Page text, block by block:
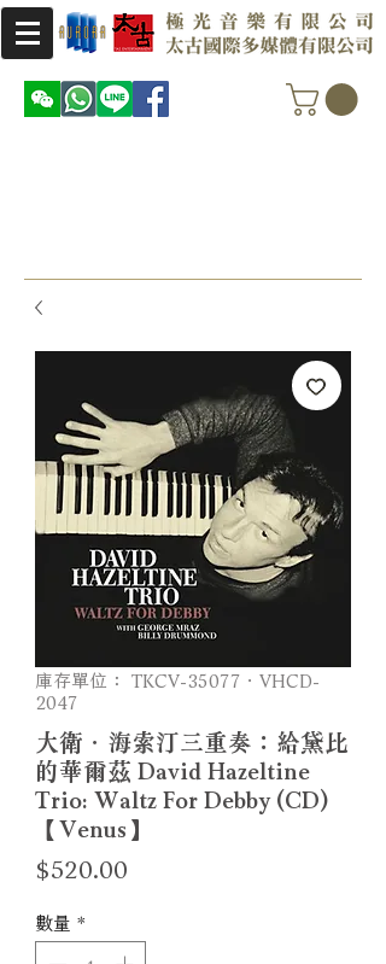
庫存單位： TKCV-35077．VHCD-
2047
大衛．海索汀三重奏：給黛比
的華爾茲 David Hazeltine
Trio: Waltz For Debby (CD)
【Venus】
$520.00
數量 *